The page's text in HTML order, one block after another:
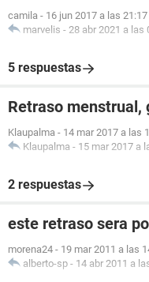
camila - 16 jun 2017 a las 21:17
marvelis - 28 abr 2021 a las
5 respuestas
Retraso menstrual,
Klaupalma - 14 mar 2017 a las
Klaupalma - 15 mar 2017 a
2 respuestas
este retraso sera
morena24 - 19 mar 2011 a las
alberto-sp - 14 abr 2011 a